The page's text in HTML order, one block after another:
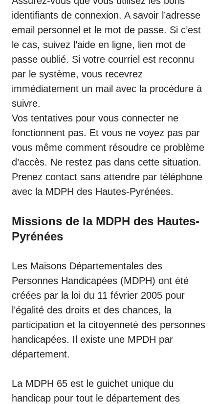
identifiants de connexion. A savoir l’adresse
email personnel et le mot de passe. Si c’est
le cas, suivez l’aide en ligne, lien mot de
passe oublié. Si votre courriel est reconnu
par le système, vous recevrez
immédiatement un mail avec la procédure à
suivre.
Vos tentatives pour vous connecter ne
fonctionnent pas. Et vous ne voyez pas par
vous même comment résoudre ce problème
d’accès. Ne restez pas dans cette situation.
Prenez contact sans attendre par téléphone
avec la MDPH des Hautes-Pyrénées.
Missions de la MDPH des Hautes-
Pyrénées
Les Maisons Départementales des
Personnes Handicapées (MDPH) ont été
créées par la loi du 11 février 2005 pour
l’égalité des droits et des chances, la
participation et la citoyenneté des personnes
handicapées. Il existe une MPDH par
département.
La MDPH 65 est le guichet unique du
handicap pour tout le département des